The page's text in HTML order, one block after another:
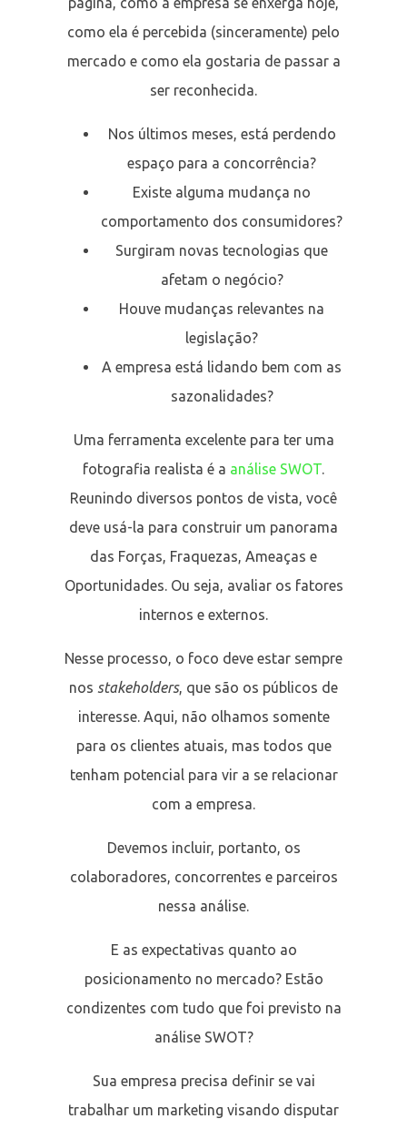
como ela é percebida (sinceramente) pelo
mercado e como ela gostaria de passar a
ser reconhecida.
Nos últimos meses, está perdendo
espaço para a concorrência?
Existe alguma mudança no
comportamento dos consumidores?
Surgiram novas tecnologias que
afetam o negócio?
Houve mudanças relevantes na
legislação?
A empresa está lidando bem com as
sazonalidades?
Uma ferramenta excelente para ter uma
fotografia realista é a análise SWOT
Reunindo diversos pontos de vista, você
deve usá-la para construir um panorama
das Forças, Fraquezas, Ameaças e
Oportunidades. Ou seja, avaliar os fatores
internos e externos.
Nesse processo, o foco deve estar sempre
nos stakeholders, que são os públicos de
interesse. Aqui, não olhamos somente
para os clientes atuais, mas todos que
tenham potencial para vir a se relacionar
com a empresa.
Devemos incluir, portanto, os
colaboradores, concorrentes e parceiros
nessa análise.
E as expectativas quanto ao
posicionamento no mercado? Estão
condizentes com tudo que foi previsto na
análise SWOT?
Sua empresa precisa definir se vai
trabalhar um marketing visando disputar